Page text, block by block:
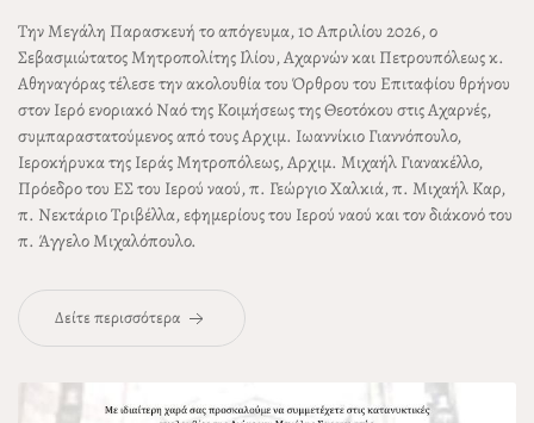
Την Μεγάλη Παρασκευή το απόγευμα, 10 Απριλίου 2026, ο
Σεβασμιώτατος Μητροπολίτης Ιλίου, Αχαρνών και Πετρουπόλεωςκ.
Αθηναγόραςτέλεσε την ακολουθία του Όρθρου του Επιταφίου θρήνου
στον Ιερό ενοριακό Ναό της Κοιμήσεως της Θεοτόκου στις Αχαρνές,
συμπαραστατούμενος από τους Αρχιμ. Ιωαννίκιο Γιαννόπουλο,
Ιεροκήρυκα της Ιεράς Μητροπόλεως, Αρχιμ. Μιχαήλ Γιανακέλλο,
Πρόεδρο του ΕΣ του Ιερού ναού, π. Γεώργιο Χαλκιά, π. Μιχαήλ Καρ,
π. Νεκτάριο Τριβέλλα, εφημερίους του Ιερού ναού και τον διάκονό του
π. Άγγελο Μιχαλόπουλο.
Δείτε περισσότερα